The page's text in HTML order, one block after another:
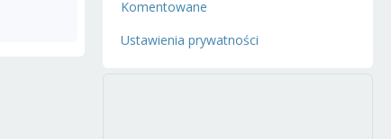
Komentowane
Ustawienia prywatności